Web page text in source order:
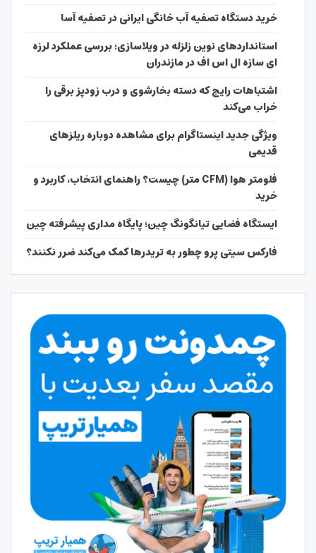
خرید دستگاه تصفیه آب خانگی ایرانی در تصفیه آسا
استانداردهای نوین زلزله در ویلاسازی؛ بررسی عملکرد لرزه
ای سازه ال اس اف در مازندران
اشتباهات رایج که دسته بخارشوی و درب زودپز برقی را
خراب می‌کند
ویژگی جدید اینستاگرام برای مشاهده دوباره ریلزهای
قدیمی
فلومتر هوا (CFM متر) چیست؟ راهنمای انتخاب، کاربرد و
خرید
ایستگاه فضایی تیانگونگ چین؛ پایگاه مداری پیشرفته چین
فارکس سیتی پرو چطور به تریدرها کمک می‌کند ضرر نکنند؟